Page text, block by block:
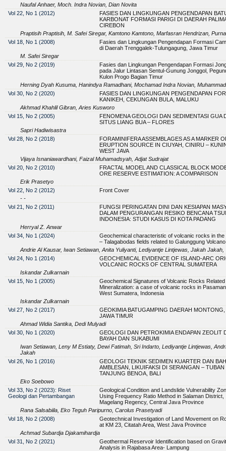
Naufal Anhaer, Moch. Indra Novian, Dian Novita
Vol 22, No 1 (2012)
FASIES DAN LINGKUNGAN PENGENDAPAN
KARBONAT FORMASI PARIGI DI DAERAH
CIREBON
Praptisih Praptisih, M. Safei Siregar, Kamtono Kamtono, Marfasran Hendrizan,
Vol 18, No 1 (2008)
Fasies dan Lingkungan Pengendapan Formasi
di Daerah Trenggalek-Tulungagung, Jawa Timur
M. Safei Siregar
Vol 29, No 2 (2019)
Fasies dan Lingkungan Pengendapan Formasi
pada Jalur Lintasan Sentul-Gunung Jonggol,
Kulon Progo Bagian Timur
Herning Dyah Kusuma, Hanindya Ramadhani, Mochamad Indra Novian,
Vol 30, No 2 (2020)
FASIES DAN LINGKUNGAN PENGENDAPAN
KANIKEH, CEKUNGAN BULA, MALUKU
Akhmad Khahlil Gibran, Aries Kusworo
Vol 15, No 2 (2005)
FENOMENA GEOLOGI DAN SEDIMENTASI GUA
SITUS LIANG BUA – FLORES
Sapri Hadiwisastra
Vol 28, No 2 (2018)
FORAMINIFERA ASSEMBLAGES AS A MARKER
ERUPTION SOURCE IN CIUYAH, CINIRU –
WEST JAVA
Vijaya Isnaniawardhani, Faizal Muhamadsyah, Adjat Sudrajat
Vol 20, No 2 (2010)
FRACTAL MODEL AND CLASSICAL BLOCK
ORE RESERVE ESTIMATION: A COMPARISON
Erik Prasetyo
Vol 22, No 2 (2012)
Front Cover
- -
Vol 21, No 2 (2011)
FUNGSI PERINGATAN DINI DAN KESIAPAN
DALAM PENGURANGAN RESIKO BENCANA
INDONESIA: STUDI KASUS DI KOTA PADANG
Herryal Z. Anwar
Vol 34, No 1 (2024)
Geochemical characteristic of volcanic rocks in the
– Talagabodas fields related to Galunggung Volcano
Andrie Al Kausar, Iwan Setiawan, Anita Yuliyanti, Lediyantje Lintjewas, Jakah
Vol 24, No 1 (2014)
GEOCHEMICAL EVIDENCE OF ISLAND-ARC
VOLCANIC ROCKS OF CENTRAL SUMATERA
Iskandar Zulkarnain
Vol 15, No 1 (2005)
Geochemical Signatures of Volcanic Rocks Related
Mineralization: a case of volcanic rocks in
West Sumatera, Indonesia
Iskandar Zulkarnain
Vol 27, No 2 (2017)
GEOKIMIA BATUGAMPING DAERAH
JAWA TIMUR
Ahmad Widia Santika, Dedi Mulyadi
Vol 30, No 1 (2020)
GEOLOGI DAN PETROKIMIA ENDAPAN ZEOLIT
BAYAH DAN SUKABUMI
Iwan Setiawan, Leny M Estiaty, Dewi Fatimah, Sri Indarto, Lediyantje Lintjewas,
Jakah
Vol 26, No 1 (2016)
GEOLOGI TEKNIK SEDIMEN KUARTER DAN
AMBLESAN, LIKUIFAKSI DI SERANGAN – TUBAN
TANJUNG BENOA, BALI
Eko Soebowo
Vol 33, No 2 (2023): Riset
Geologi dan Pertambangan
Geological Condition and Landslide Vulnerability
Using Frequency Ratio Method in Salaman District,
Magelang Regency, Central Java Province
Rana Salsabiila, Eko Teguh Paripurno, Carolus Prasetyadi
Vol 18, No 2 (2008)
Geotechnical Investigation of Land Movement on
at KM 23, Citatah Area, West Java Province
Achmad Subardja Djakamihardja
Vol 31, No 2 (2021)
Geothermal Reservoir Identification based on
Analysis in Rajabasa Area- Lampung